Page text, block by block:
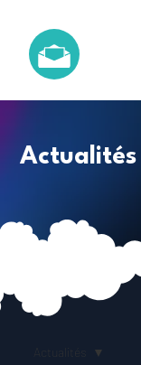
Actualités